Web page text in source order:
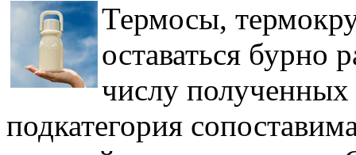
Термосы,
оставаться бурно
числу полученных
подкатегория